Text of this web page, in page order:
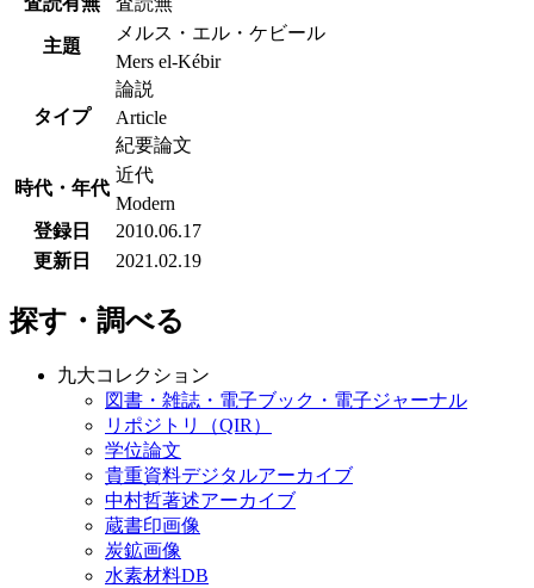
主題
メルス・エル・ケビール
Mers el-Kébir
タイプ
論説
Article
紀要論文
時代・年代
近代
Modern
登録日
2010.06.17
更新日
2021.02.19
探す・調べる
九大コレクション
図書・雑誌・電子ブック・電子ジャーナル
リポジトリ（QIR）
学位論文
貴重資料デジタルアーカイブ
中村哲著述アーカイブ
蔵書印画像
炭鉱画像
水素材料DB